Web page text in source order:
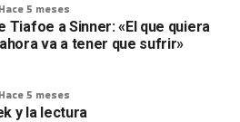
Hace 5 meses
Tiafoe a Sinner: «El que quiera
va a tener que sufrir»
Hace 5 meses
y la lectura